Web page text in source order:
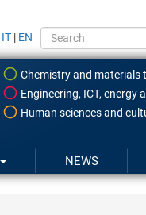
IT | EN
Chemistry and materials
Engineering, ICT,
Human sciences and
NEWS